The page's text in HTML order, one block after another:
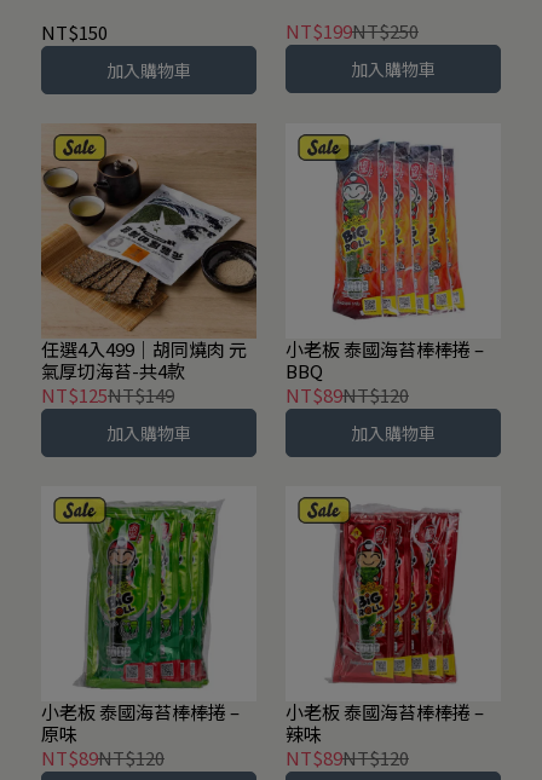
NT$150
加入購物車
NT$199NT$250
加入購物車
任選4入499｜胡同燒肉 元
氣厚切海苔-共4款
NT$125NT$149
加入購物車
小老板 泰國海苔棒棒捲 –
BBQ
NT$89NT$120
加入購物車
小老板 泰國海苔棒棒捲 –
原味
NT$89NT$120
小老板 泰國海苔棒棒捲 –
辣味
NT$89NT$120